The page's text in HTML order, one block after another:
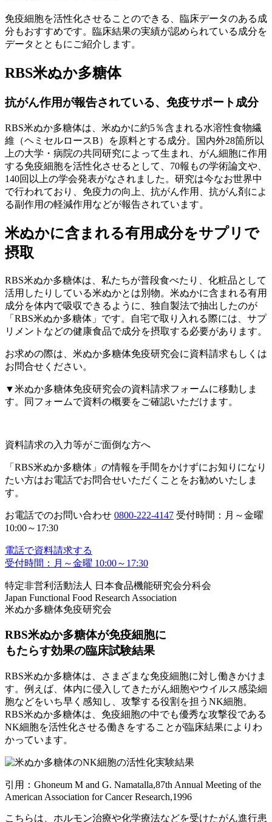
免疫細胞を活性化させることのできる、臨床データのある成
分もおすすめです。 臨床結果の実績が認められている成分を
データとともにご紹介します。
RBS米ぬか多糖体
抗がん作用が報告されている、免疫サポート成分
RBS米ぬか多糖体は、 米ぬかに約5％含まれる水溶性食物繊
維（ヘミセルロースB）を原料とする成分。国内外28箇所以
上の大学・病院の共同研究によって生まれ、がん細胞に作用
する免疫細胞を活性化させるとして、70報もの学術論文や、
140回以上の学会発表がなされました。研究は今なお世界中
で行われており、 免疫力の向上、抗がん作用、抗がん剤によ
る副作用の軽減作用 などが報告されています。
米ぬかに含まれる有用成分をサプリで
摂取
RBS米ぬか多糖体は、私たちが普段食べたり、化粧品として
活用したりしている米ぬかとは別物。米ぬかに含まれる有用
成分を体内で吸収できるように、独自製法で抽出したのが
「RBS米ぬか多糖体」です。
自宅で取り入れる際には、サプ
リメントなどの健康食品で成分を摂取する必要があります。
お求めの際は、米ぬか多糖体免疫研究会に資料請求もしくは
お問合せください。
▼米ぬか多糖体免疫研究会の資料請求フォームに移動しま
す。同フォームで資料の概要をご確認いただけます。
資料請求の入力等がご面倒な方へ
「RBS米ぬか多糖体」の情報を手間をかけずにお知りになり
たい方はお電話でお問合せいただく ことをお勧めいたしま
す。
お電話でのお問い合わせ 0800-222-4147 受付時間：月～金曜
10:00～17:30
電話で資料請求する
受付時間：月～金曜 10:00～17:30
特定非営利活動法人 日本食品機能研究会分科会
Japan Functional Food Research Association
米ぬか多糖体免疫研究会
RBS米ぬか多糖体が免疫細胞に
もたらす効果の臨床試験結果
RBS米ぬか多糖体は、さまざまな免疫細胞に対し働きかけま
す。例えば、体内に侵入してきたがん細胞やウイルス感染細
胞などをいち早く感知し、攻撃する役割を担うNK細胞。
RBS米ぬか多糖体は、免疫細胞の中でも優秀な攻撃役である
NK細胞を活性化させる働き をすることが臨床結果によりわ
かっています。
引用：Ghoneum M and G. Namatalla,87th Annual Meeting of the
American Association for Cancer Research,1996
こちらは、ホルモン治療や化学療法などを受けたがん進行患